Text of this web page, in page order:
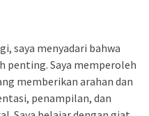
saya menyadari bahwa
penting. Saya memperoleh
memberikan arahan dan
penampilan, dan